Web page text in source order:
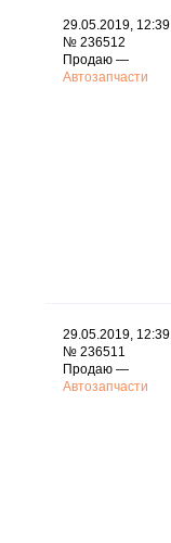
29.05.2019, 12:39
№ 236512
Продаю —
Автозапчасти
29.05.2019, 12:39
№ 236511
Продаю —
Автозапчасти